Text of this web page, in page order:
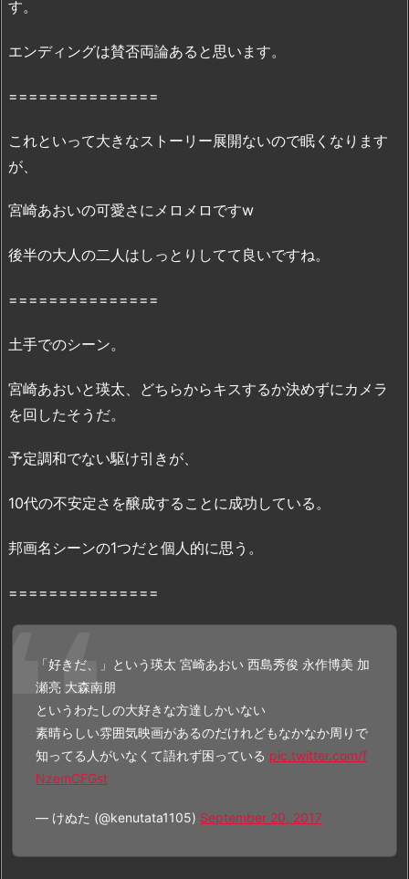
る
2.
映
き
の
料
ル
画
は
a
i
n」
に
あ
る
の？
3.
『好
す。
エンディングは賛否両論あると思います。
===============
これといって大きなストーリー展開ないので眠くなります
が、
宮崎あおいの可愛さにメロメロですw
後半の大人の二人はしっとりしてて良いですね。
===============
土手でのシーン。
宮崎あおいと瑛太、どちらからキスするか決めずにカメラ
を回したそうだ。
予定調和でない駆け引きが、
10代の不安定さを醸成することに成功している。
邦画名シーンの1つだと個人的に思う。
===============
「好きだ、」という瑛太 宮崎あおい 西島秀俊 永作博美 加
瀬亮 大森南朋
というわたしの大好きな方達しかいない
素晴らしい雰囲気映画があるのだけれどもなかなか周りで
知ってる人がいなくて語れず困っている pic.twitter.com/f
NzemCFGst
— けぬた (@kenutata1105) September 20, 2017